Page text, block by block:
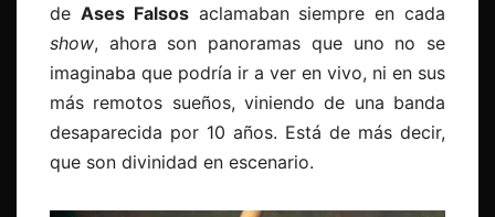
de Ases Falsosaclamaban siempre en cada
show, ahora son panoramas que uno no se
imaginaba que podría ir a ver en vivo, ni en sus
más remotos sueños, viniendo de una banda
desaparecida por 10 años. Está de más decir,
que son divinidad en escenario.